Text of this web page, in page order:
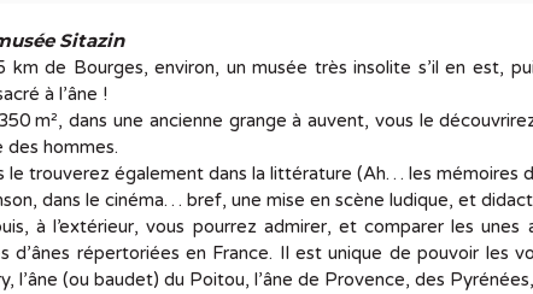
Sitazin
km de Bourges, environ, un musée très insolite s’il en est,
à l’âne !
m², dans une ancienne grange à auvent, vous le
des hommes.
le trouverez également dans la littérature (Ah… les mémoires
dans le cinéma… bref, une mise en scène ludique, et
à l’extérieur, vous pourrez admirer, et comparer les
d’ânes répertoriées en France. Il est unique de pouvoir les
l’âne (ou baudet) du Poitou, l’âne de Provence, des